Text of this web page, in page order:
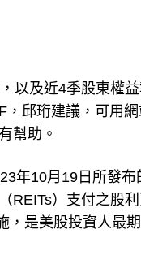
以及近4季股東權
，邱珩建議，可用網
幫助。
年10月19日所發布
REITs）支付之股利
，是美股投資人最